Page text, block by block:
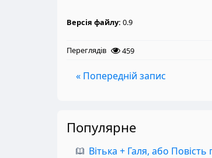
Версія файлу: 0.9
Переглядів 459
« Попередній запис
Популярне
Вітька + Галя, або